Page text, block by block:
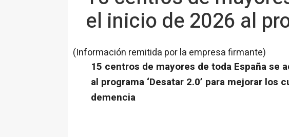
el inicio de 2026 al
(Información remitida por la empresa firmante)
15 centros de mayores de toda España se
al programa ‘Desatar 2.0’ para mejorar los
demencia